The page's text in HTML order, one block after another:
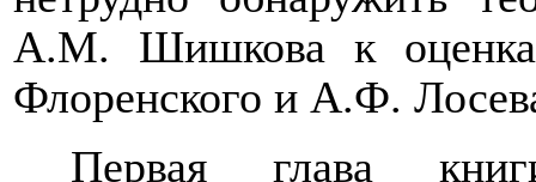
А.М. Шишкова к
Флоренского и А.Ф.
Первая глава